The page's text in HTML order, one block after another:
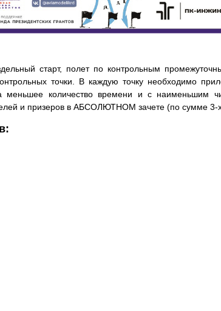
старт, полет по контрольным
точки. В каждую точку необходимо
меньшее количество времени и с наименьшим
и призеров в АБСОЛЮТНОМ зачете (по сумме 3-